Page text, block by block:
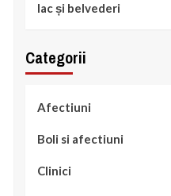
lac și belvederi
Categorii
Afectiuni
Boli si afectiuni
Clinici